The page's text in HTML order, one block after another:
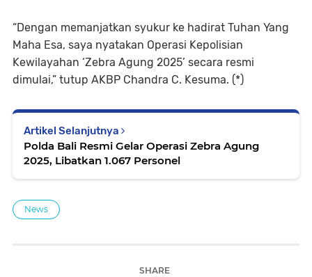
“Dengan memanjatkan syukur ke hadirat Tuhan Yang
Maha Esa, saya nyatakan Operasi Kepolisian
Kewilayahan ‘Zebra Agung 2025’ secara resmi
dimulai,” tutup AKBP Chandra C. Kesuma. (*)
Artikel Selanjutnya
Polda Bali Resmi Gelar Operasi Zebra Agung
2025, Libatkan 1.067 Personel
News
SHARE